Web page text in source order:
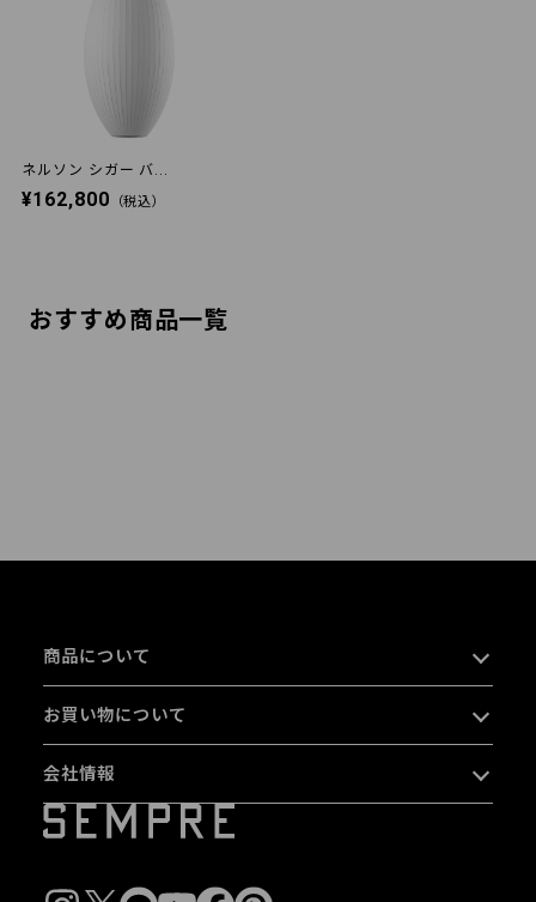
ネルソン シガー バ...
¥162,800 （税込）
おすすめ商品一覧
商品について
お買い物について
会社情報